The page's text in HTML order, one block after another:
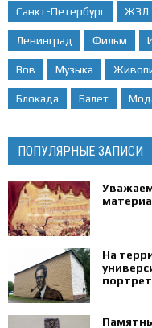
Санкт-Петербург ЖЗЛ
Ленинград Фильм
Вов Музыка
Блокада Балет
ПОПУЛЯРНЫЕ ЗАПИСИ
На